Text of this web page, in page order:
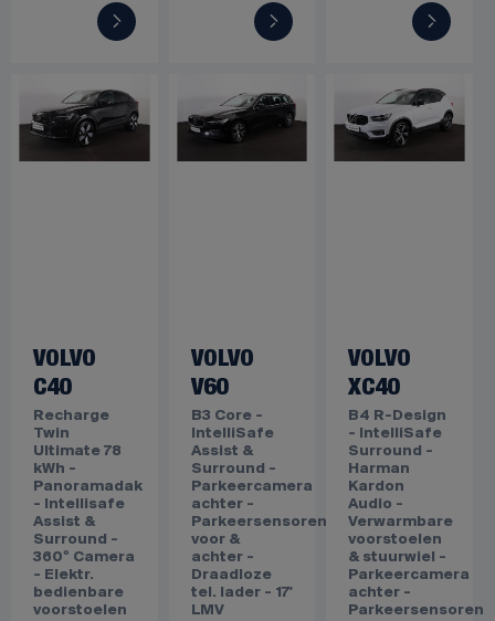
BRANDSTOF
Hybride
27.900
p/m
LOCATIE
Breda
VOLVO
C40
Recharge
Twin
Ultimate 78
kWh -
Panoramadak
- Intellisafe
Assist &
VOLVO
V60
B3 Core -
IntelliSafe
Assist &
Surround -
Parkeercamera
achter -
Parkeersensoren
VOLVO
XC40
B4 R-Design
- IntelliSafe
Surround -
Harman
Kardon
Audio -
Verwarmbare